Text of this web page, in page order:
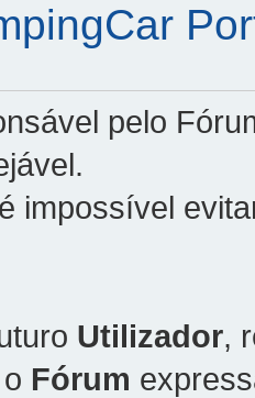
pelo
impossível
Utilizador,
Fórum